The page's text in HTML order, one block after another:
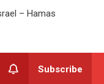
– Hamas
Subscribe